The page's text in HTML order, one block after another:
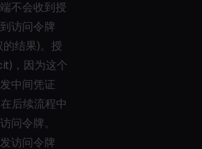
不会收到授
访问令牌
结果)。授
，因为这个
中间凭证
后续流程中
问令牌。
访问令牌